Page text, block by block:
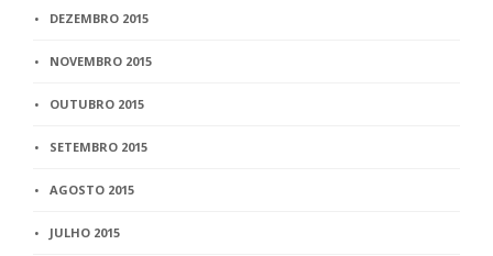
DEZEMBRO 2015
NOVEMBRO 2015
OUTUBRO 2015
SETEMBRO 2015
AGOSTO 2015
JULHO 2015